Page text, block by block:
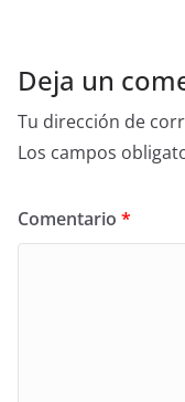
Deja un
Tu dirección de
Los campos
Comentario *